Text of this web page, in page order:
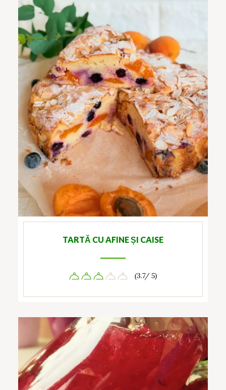
TARTĂ CU AFINE ȘI CAISE
(3.7/ 5)